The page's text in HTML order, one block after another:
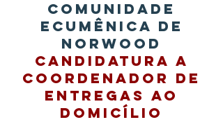
comunidade
ecumênica de
Norwood
Candidatura a
Coordenador de
Entregas ao
Domicílio